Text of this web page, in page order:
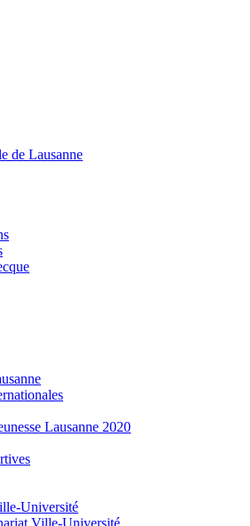
de Lausanne
Lausanne 2020
Université
Ville-Université